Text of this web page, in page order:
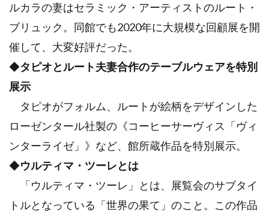
ルカラの妻はセラミック・アーティストのルート・
ブリュック。同館でも2020年に大規模な回顧展を開
催して、大変好評だった。
◆タピオとルート夫妻合作のテーブルウェアを特別
展示
タピオがフォルム、ルートが絵柄をデザインした
ローゼンタール社製の《コーヒーサーヴィス「ヴィ
ンターライゼ」》など、館所蔵作品を特別展示。
◆ウルティマ・ツーレとは
「ウルティマ・ツーレ」とは、展覧会のサブタイ
トルとなっている「世界の果て」のこと。この作品